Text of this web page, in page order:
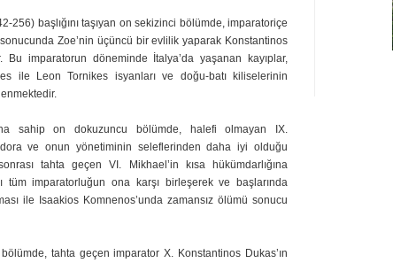
256) başlığını taşıyan on sekizinci bölümde, imparatoriçe
Zoe’nin üçüncü bir evlilik yaparak Konstan­tinos
Bu imparatorun döneminde İtalya’da yaşanan kayıplar,
ile Leon Tornikes isyanları ve doğu-batı kiliselerinin
sahip on dokuzuncu bölümde, halefi olmayan IX.
ve onun yönetiminin seleflerinden daha iyi olduğu
tahta geçen VI. Mikhael’in kısa hü­küm­darlığına
tüm impa­ratorluğun ona karşı birleşerek ve başlarında
ile Isaakios Komnenos’unda zamansız ölümü sonucu
tahta ge­çen imparator X. Konstantinos Dukas’ın